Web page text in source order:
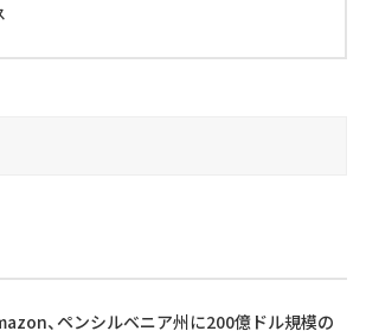
、ペンシルベニア州に200億ドル規模の